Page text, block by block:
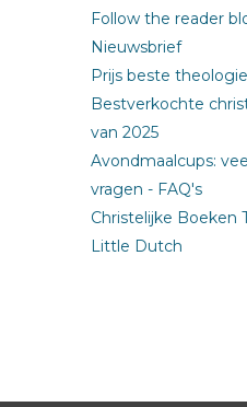
Follow the reader
Nieuwsbrief
Prijs beste
Bestverkochte
van 2025
Avondmaalcups:
vragen - FAQ's
Christelijke Boeken
Little Dutch